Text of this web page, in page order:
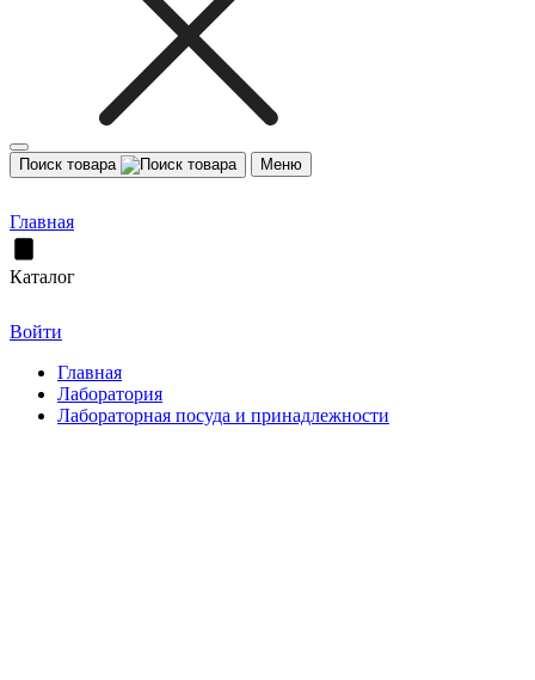
Поиск товара Меню
Главная
Каталог
Войти
Главная
Лаборатория
Лабораторная посуда и принадлежности